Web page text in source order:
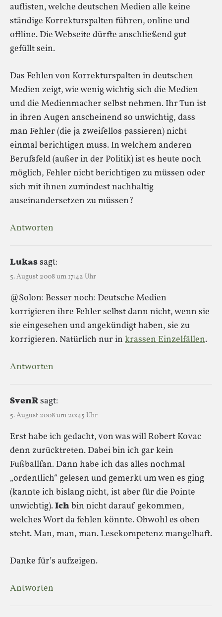
auflisten, welche deutschen Medien alle keine
ständige Korrekturspalten führen, online und
offline. Die Webseite dürfte anschließend gut
gefüllt sein.
Das Fehlen von Korrekturspalten in deutschen
Medien zeigt, wie wenig wichtig sich die Medien
und die Medienmacher selbst nehmen. Ihr Tun ist
in ihren Augen anscheinend so unwichtig, dass
man Fehler (die ja zweifellos passieren) nicht
einmal berichtigen muss. In welchem anderen
Berufsfeld (außer in der Politik) ist es heute noch
möglich, Fehler nicht berichtigen zu müssen oder
sich mit ihnen zumindest nachhaltig
auseinandersetzen zu müssen?
Antworten
Lukassagt:
5. August 2008 um 17:42 Uhr
@Solon: Besser noch: Deutsche Medien
korrigieren ihre Fehler selbst dann nicht, wenn sie
sie eingesehen und angekündigt haben, sie zu
korrigieren. Natürlich nur in krassen Einzelfällen.
Antworten
SvenRsagt:
5. August 2008 um 20:45 Uhr
Erst habe ich gedacht, von was will Robert Kovac
denn zurücktreten. Dabei bin ich gar kein
Fußballfan. Dann habe ich das alles nochmal
„ordentlich“ gelesen und gemerkt um wen es ging
(kannte ich bislang nicht, ist aber für die Pointe
unwichtig).Ich bin nicht darauf gekommen,
welches Wort da fehlen könnte. Obwohl es oben
steht. Man, man, man. Lesekompetenz mangelhaft.
Danke für’s aufzeigen.
Antworten